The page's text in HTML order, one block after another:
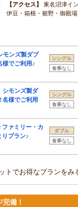
【アクセス】
東名沼津イ
伊豆・箱根・裾野・御殿
モンズ製ダブ
でご利用♪
シングル
食事なし
シモンズ製ダ
様でご利用
シングル
食事なし
ァミリー・カ
プラン♪
ダブル
食事なし
トでお得なプランをみ
備！